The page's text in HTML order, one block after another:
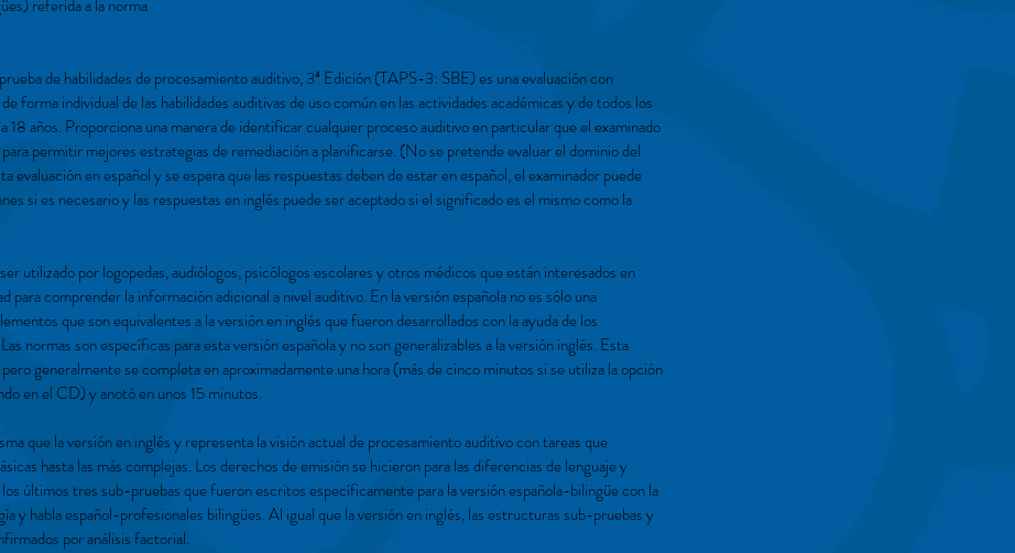
referida a la norma
de habilidades de procesamiento auditivo, 3ª Edición (TAPS-3: SBE) es una evaluación con
forma individual de las habilidades auditivas de uso común en las actividades académicas y de todos los
18 años. Proporciona una manera de identificar cualquier proceso auditivo en particular que el examinado
permitir mejores estrategias de remediación a planificarse. (No se pretende evaluar el dominio del
evaluación en español y se espera que las respuestas deben de estar en español, el examinador puede
si es necesario y las respuestas en inglés puede ser aceptado si el significado es el mismo como la
utilizado por logopedas, audiólogos, psicólogos escolares y otros médicos que están interesados ​​en
para comprender la información adicional a nivel auditivo. En la versión española no es sólo una
que son equivalentes a la versión en inglés que fueron desarrollados con la ayuda de los
normas son específicas para esta versión española y no son generalizables a la versión inglés. Esta
generalmente se completa en aproximadamente una hora (más de cinco minutos si se utiliza la opción
en el CD) y anotó en unos 15 minutos.
que la versión en inglés y representa la visión actual de procesamiento auditivo con tareas que
hasta las más complejas. Los derechos de emisión se hicieron para las diferencias de lenguaje y
últimos tres sub-pruebas que fueron escritos específicamente para la versión española-bilingüe con la
y habla español-profesionales bilingües. Al igual que la versión en inglés, las estructuras sub-pruebas y
por análisis factorial.